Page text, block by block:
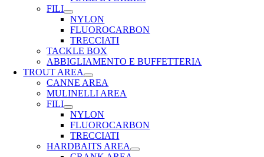
FILI
NYLON
FLUOROCARBON
TRECCIATI
TACKLE BOX
ABBIGLIAMENTO E BUFFETTERIA
TROUT AREA
CANNE AREA
MULINELLI AREA
FILI
NYLON
FLUOROCARBON
TRECCIATI
HARDBAITS AREA